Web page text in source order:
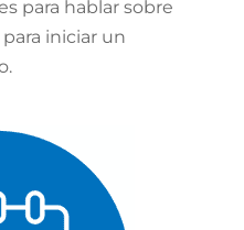
para hablar sobre
iniciar un